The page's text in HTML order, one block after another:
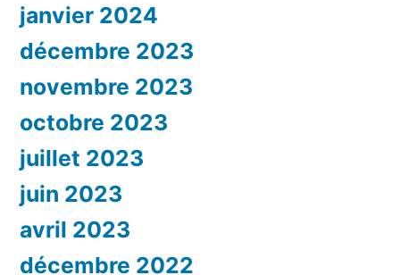
janvier 2024
décembre 2023
novembre 2023
octobre 2023
juillet 2023
juin 2023
avril 2023
décembre 2022